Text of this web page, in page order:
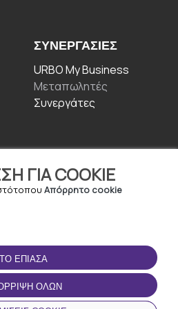
ΓΙΑ COOKIE
Απόρρητο cookie
ΤΟ ΈΠΙΑΣΑ
ΌΛΩΝ
ΣΥΝΕΡΓΑΣΊΕΣ
URBO My Business
Μεταπωλητές
Συνεργάτες
ΚΑΤΕΒΆΣΤΕ ΤΗΝ
ΕΦΑΡΜΟΓΉ